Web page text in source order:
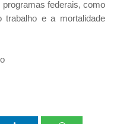
federais, como
e a mortalidade